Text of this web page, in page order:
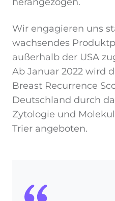
Wir engagieren uns
wachsendes
außerhalb der USA
Ab Januar 2022 wird
Breast Recurrence
Deutschland durch
Zytologie und
Trier angeboten.